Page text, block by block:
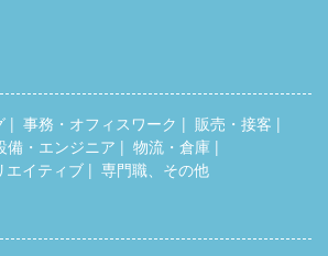
事務・オフィスワーク
販売・接客
備・エンジニア
物流・倉庫
エイティブ 専門職、その他